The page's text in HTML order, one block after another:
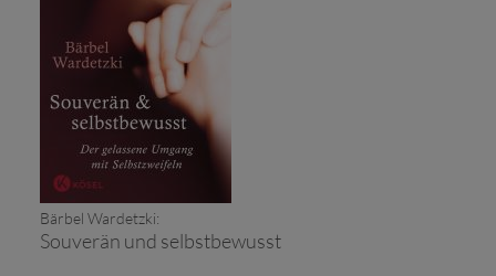
Bärbel Wardetzki:
Souverän und selbstbewusst